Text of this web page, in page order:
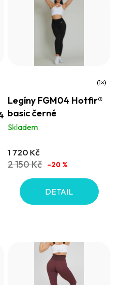
hodnocení
produktu
je
z
5
hvězdiček.
Legíny FGM04 Hotfir®
basic černé
Skladem
1 720 Kč
2 150 Kč –20 %
DETAIL